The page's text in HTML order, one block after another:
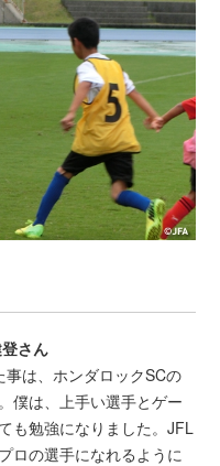
さん
は、ホンダロックSCの
僕は、上手い選手とゲー
も勉強になりました。JFL
ロの選手になれるように